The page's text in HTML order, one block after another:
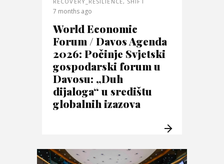
7 months ago
World Economic
Forum / Davos Agenda
2026: Počinje Svjetski
gospodarski forum u
Davosu: „Duh
dijaloga“ u središtu
globalnih izazova